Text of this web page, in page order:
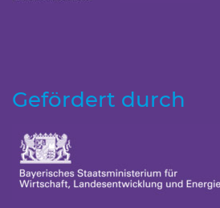
Gefördert durch